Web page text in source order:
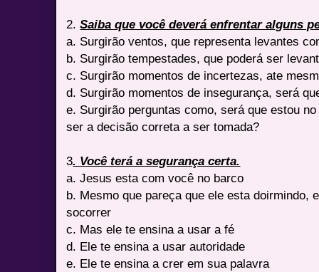
2.Saiba que você deverá enfrentar alguns
a. Surgirão ventos, que representa levantes
b. Surgirão tempestades, que poderá ser
c. Surgirão momentos de incertezas, ate
d. Surgirão momentos de insegurança, será
e. Surgirão perguntas como, será que estou
ser a decisão correta a ser tomada?
3. Você terá a segurança certa.
a. Jesus esta com você no barco
b. Mesmo que pareça que ele esta doirmindo,
socorrer
c. Mas ele te ensina a usar a fé
d. Ele te ensina a usar autoridade
e. Ele te ensina a crer em sua palavra